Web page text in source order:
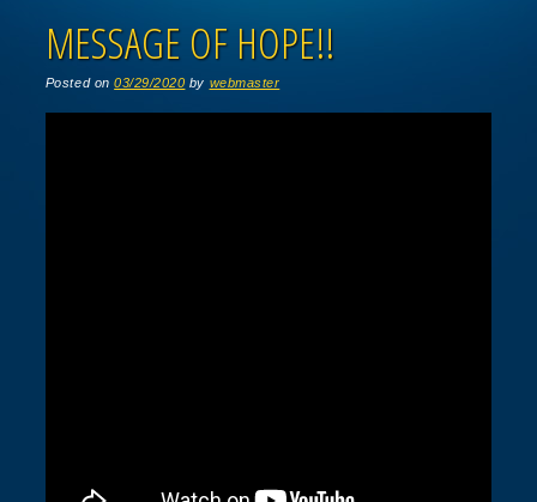
MESSAGE OF HOPE!!
Posted on03/29/2020 by webmaster